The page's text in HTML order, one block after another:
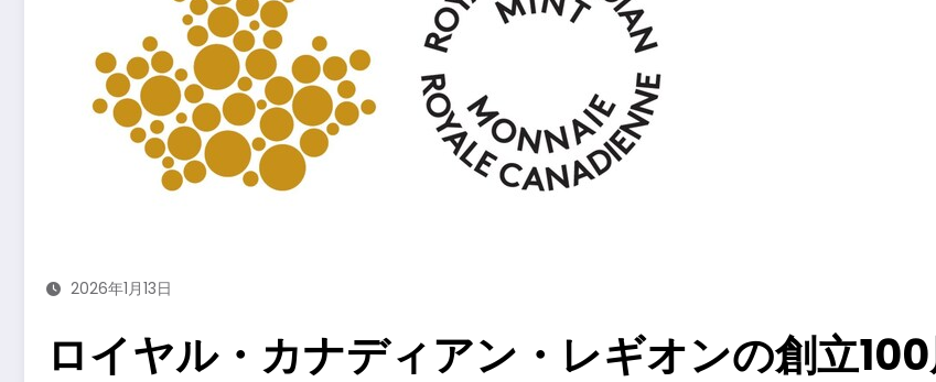
2026年1月13日
ロイヤル・カナディアン・レギオンの創立